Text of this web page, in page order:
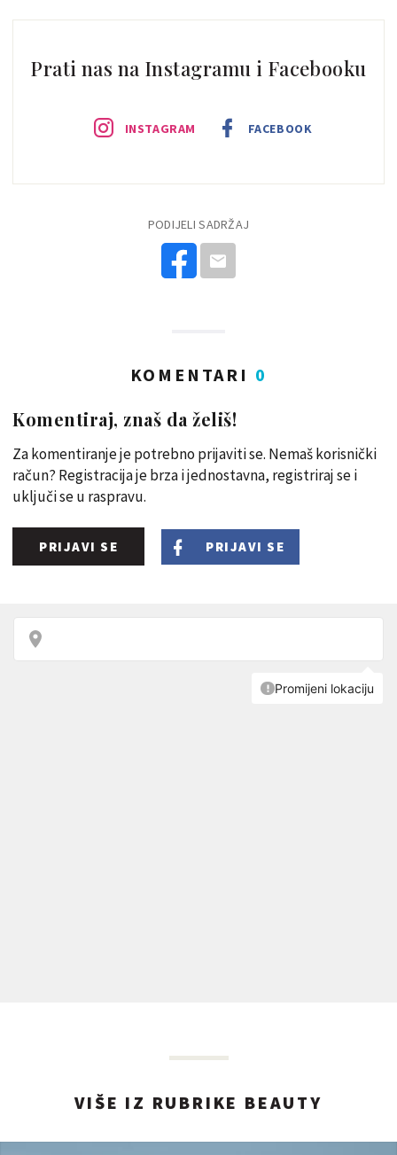
Prati nas na Instagramu i Facebooku
INSTAGRAM FACEBOOK
PODIJELI SADRŽAJ
KOMENTARI 0
Komentiraj, znaš da želiš!
Za komentiranje je potrebno prijaviti se. Nemaš korisnički
račun? Registracija je brza i jednostavna, registriraj se i
uključi se u raspravu.
PRIJAVI SE PRIJAVI SE
VIŠE IZ RUBRIKE BEAUTY